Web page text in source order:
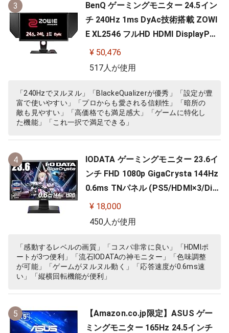
3
BenQ ゲーミングモニター 24.5イン
チ 240Hz 1ms DyAc技術搭載 ZOWI
E XL2546 フルHD HDMI DisplayPor
t DVI-DL搭載 FPS向き ディスプレイ
¥ 50,476
517人が使用
「240Hzでヌルヌル」「BlackeQualizerが優秀」「設定が豊
富で使いやすい」「プロからも愛される信頼性」「暗所の
敵も見やすい」「高価格でも満足感大」「ゲームに特化し
た機能」「これ一択で満足できる」
4
IODATA ゲーミングモニター 23.6イ
ンチ FHD 1080p GigaCrysta 144Hz
0.6ms TNパネル (PS5/HDMI×3/Dis
playPort/スピーカー付/高さ調整/縦
横回転) EX-LDGC242HTB
¥ 18,000
450人が使用
「感動するレベルの画質」「コスパ非常に良い」「HDMIポ
ートが3つ便利」「流石IODATAの神モニター」「色味調整
が可能」「ゲームがヌルヌル動く」「応答速度が0.6ms速
い」「縦横回転機能が便利」
5
【Amazon.co.jp限定】ASUS ゲー
ミングモニター 165Hz 24.5インチ